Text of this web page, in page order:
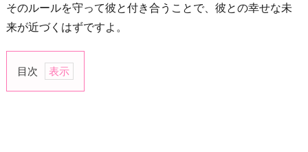
そのルールを守って彼と付き合うことで、彼との幸せな未
来が近づくはずですよ。
目次
1.